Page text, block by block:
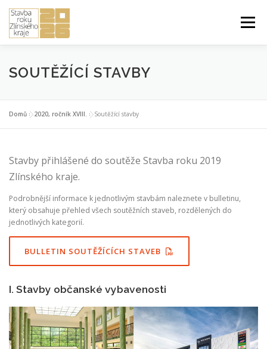
obsah
Menu
ÚVOD DO SOUTĚŽE PŘIHLÁŠKA A PRAVIDLA
STUDENTSKÁ PRÁCE ROKU
PŘEDCHOZÍ ROČNÍKY
SOUTĚŽÍCÍ STAVBY
Domů »2020, ročník XVIII. »Soutěžící stavby
Stavby přihlášené do soutěže Stavba roku 2019
Zlínského kraje.
Podrobnější informace k jednotlivým stavbám naleznete v bulletinu,
který obsahuje přehled všech soutěžních staveb, rozdělených do
jednotlivých kategorií.
BULLETIN SOUTĚŽÍCÍCH STAVEB
I. Stavby občanské vybavenosti